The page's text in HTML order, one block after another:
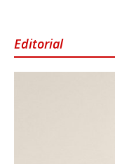
Editorial